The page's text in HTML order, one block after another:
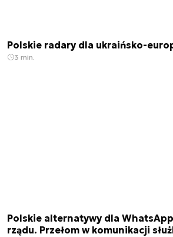
Polskie radary dla ukraińsko-
3 min.
Polskie alternatywy dla
rządu. Przełom w komunikacji